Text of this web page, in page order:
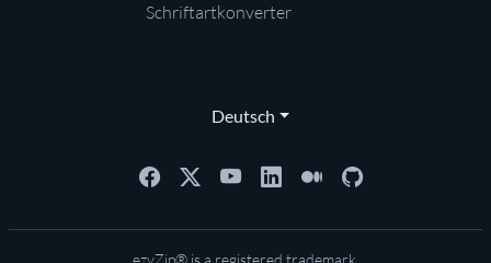
Schriftartkonverter
Deutsch